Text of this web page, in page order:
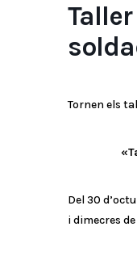
Tornen els
Del 30
i dimecres